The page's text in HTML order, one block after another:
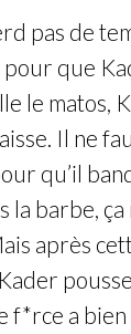
pas de
que
le matos,
Il ne
qu’il
la barbe,
après
f*rce a